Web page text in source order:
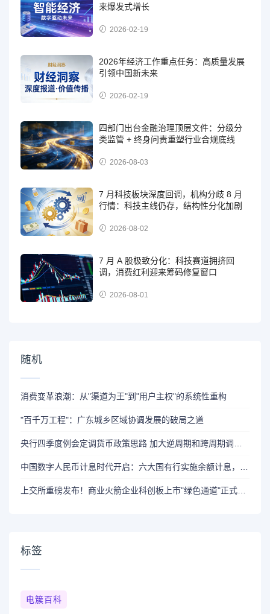
来爆发式增长
2026-02-19
2026年经济工作重点任务：高质量发展
引领中国新未来
2026-02-19
四部门出台金融治理顶层文件：分级分
类监管 + 终身问责重塑行业合规底线
2026-08-03
7 月科技板块深度回调，机构分歧 8 月
行情：科技主线仍存，结构性分化加剧
2026-08-02
7 月 A 股极致分化：科技赛道拥挤回
调，消费红利迎来筹码修复窗口
2026-08-01
随机
消费变革浪潮：从"渠道为王"到"用户主权"的系统性重构
"百千万工程"：广东城乡区域协调发展的破局之道
央行四季度例会定调货币政策思路 加大逆周期和跨周期调节力度
中国数字人民币计息时代开启：六大国有行实施余额计息，引领全球央行数字货币新趋势
上交所重磅发布！商业火箭企业科创板上市"绿色通道"正式开启
标签
电簇百科